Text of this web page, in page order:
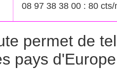
08 97 38 38 00 : 80 cts/
permet de
pays